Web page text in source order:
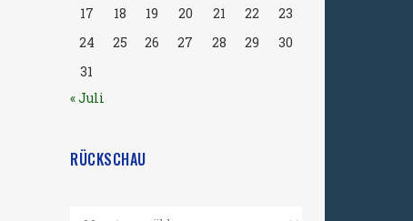
17
18 19 20 21 22
23
24
25 26 27 28 29
30
31
« Juli
RÜCKSCHAU